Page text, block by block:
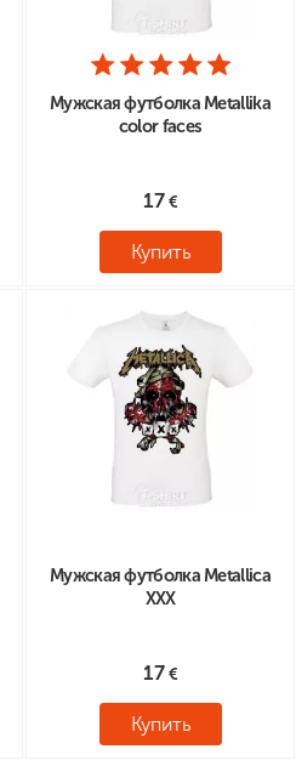
Мужская футболка Metallika
color faces
17
Купить
Мужская футболка Metallica
XXX
17
Купить